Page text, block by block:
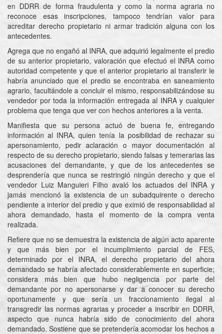
en DDRR de forma fraudulenta y como la norma agraria no
reconoce esas inscripciones, tampoco tendrían valor para
acreditar derecho propietario ni armar tradición alguna con los
antecedentes.
Agrega que no engañó al INRA, que adquirió legalmente el predio
de su anterior propietario, valoración que efectuó el INRA como
autoridad competente y que el anterior propietario al transferir le
habría anunciado que el predio se encontraba en saneamiento
agrario, facultándole a concluir el mismo, responsabilizándose su
vendedor por toda la información entregada al INRA y cualquier
problema que tenga que ver con hechos anteriores a la venta.
Manifiesta que su persona actuó de buena fe, entregando
información al INRA, quien tenía la posibilidad de rechazar su
apersonamiento, pedir aclaración o mayor documentación al
respecto de su derecho propietario, siendo falsas y temerarias las
acusaciones del demandante, y que de los antecedentes se
desprendería que nunca se restringió ningún derecho y que el
vendedor Luiz Manguieri Filho avaló los actuados del INRA y
jamás mencionó la existencia de un subadquirente o derecho
pendiente a interior del predio y que eximió de responsabilidad al
ahora demandado, hasta el momento de la compra venta
realizada.
Refiere que no se demuestra la existencia de algún acto aparente
y que más bien por el incumplimiento parcial de FES,
determinado por el INRA, el derecho propietario del ahora
demandado se habría afectado considerablemente en superficie;
considera más bien que hubo negligencia por parte del
demandante por no apersonarse y dar a conocer su derecho
oportunamente y que sería un fraccionamiento ilegal al
transgredir las normas agrarias y proceder a inscribir en DDRR,
aspecto que nunca habría sido de conocimiento del ahora
demandado. Sostiene que se pretendería acomodar los hechos a